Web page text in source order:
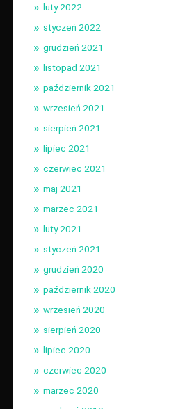
luty 2022
styczeń 2022
grudzień 2021
listopad 2021
październik 2021
wrzesień 2021
sierpień 2021
lipiec 2021
czerwiec 2021
maj 2021
marzec 2021
luty 2021
styczeń 2021
grudzień 2020
październik 2020
wrzesień 2020
sierpień 2020
lipiec 2020
czerwiec 2020
marzec 2020